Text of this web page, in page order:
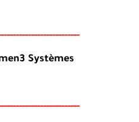
-
Systèmes
-